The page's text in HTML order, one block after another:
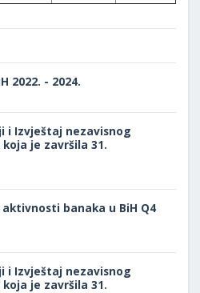
2022. - 2024.
i Izvještaj nezavisnog
je završila 31.
banaka u BiH Q4
i Izvještaj nezavisnog
je završila 31.